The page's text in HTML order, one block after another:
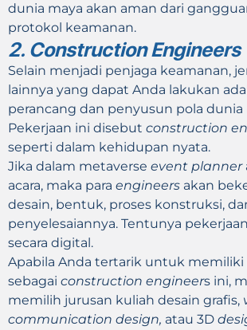
dunia maya akan aman dari
protokol keamanan.
2. Construction Engineers
Selain menjadi penjaga keamanan,
lainnya yang dapat Anda lakukan
perancang dan penyusun pola dunia
Pekerjaan ini disebut construction
seperti dalam kehidupan nyata.
Jika dalam metaverse event planner
acara, maka para engineers akan
desain, bentuk, proses konstruksi,
penyelesaiannya. Tentunya
secara digital.
Apabila Anda tertarik untuk memiliki
sebagai construction engineers ini,
memilih jurusan kuliah desain grafis,
communication design, atau 3D